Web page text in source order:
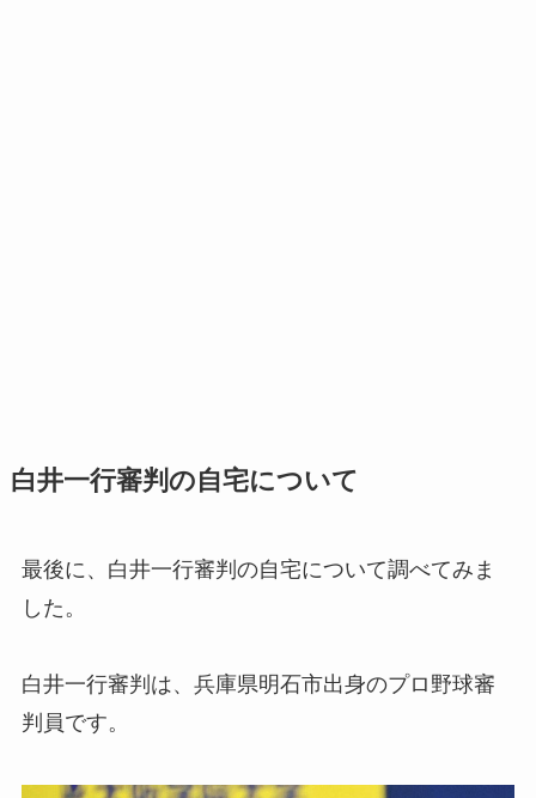
白井一行審判の自宅について
最後に、白井一行審判の自宅について調べてみま
した。
白井一行審判は、兵庫県明石市出身のプロ野球審
判員です。